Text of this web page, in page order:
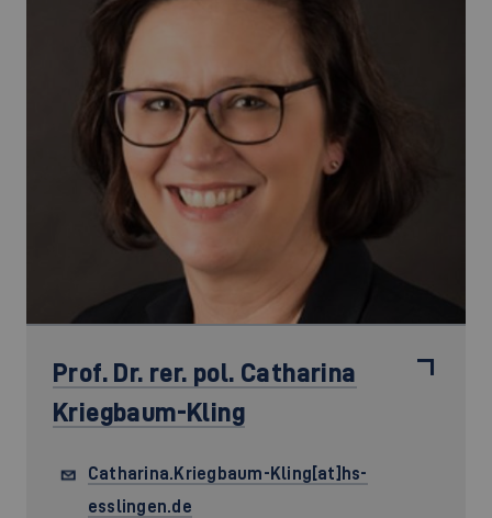
Prof. Dr. rer. pol. Catharina
Kriegbaum-Kling
Catharina.Kriegbaum-Kling[at]hs-
esslingen.de